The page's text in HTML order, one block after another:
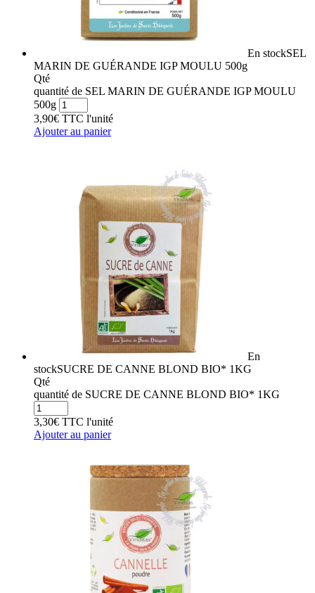
En stockSEL
MARIN DE GUÉRANDE IGP MOULU 500g
Qté
quantité de SEL MARIN DE GUÉRANDE IGP MOULU
500g
3,90€ TTC l'unité
Ajouter au panier
En
stockSUCRE DE CANNE BLOND BIO* 1KG
Qté
quantité de SUCRE DE CANNE BLOND BIO* 1KG
3,30€ TTC l'unité
Ajouter au panier